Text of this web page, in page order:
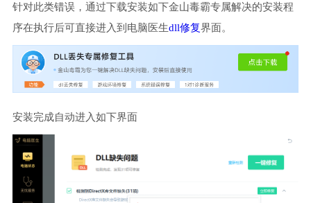
针对此类错误，通过下载安装如下金山毒霸专属解决的安装程
序在执行后可直接进入到电脑医生dll修复界面。
安装完成自动进入如下界面